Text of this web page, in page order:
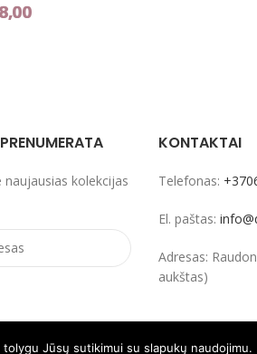
naujausias kolekcijas
KONTAKTAI
Telefonas:
El. paštas:
Adresas:
aukštas)
Jūsų sutikimui su slapukų naudojimu.